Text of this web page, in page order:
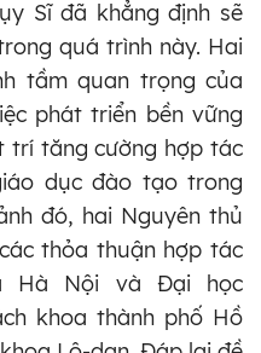
Sĩ đã khẳng định sẽ
quá trình này. Hai
tầm quan trọng của
phát triển bền vững
trí tăng cường hợp tác
dục đào tạo trong
đó, hai Nguyên thủ
thỏa thuận hợp tác
Hà Nội và Đại học
khoa thành phố Hồ